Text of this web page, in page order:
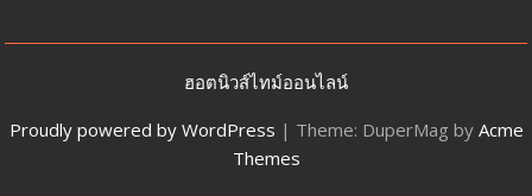
ฮอตนิวส์ไทม์ออนไลน์
Proudly powered by WordPress | Theme: DuperMag by Acme
Themes